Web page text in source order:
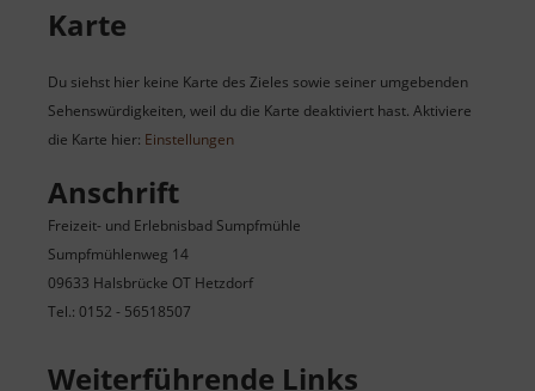
Karte
Du siehst hier keine Karte des Zieles sowie seiner umgebenden
Sehenswürdigkeiten, weil du die Karte deaktiviert hast. Aktiviere
die Karte hier: Einstellungen
Anschrift
Freizeit- und Erlebnisbad Sumpfmühle
Sumpfmühlenweg 14
09633 Halsbrücke OT Hetzdorf
Tel.: 0152 - 56518507
Weiterführende Links